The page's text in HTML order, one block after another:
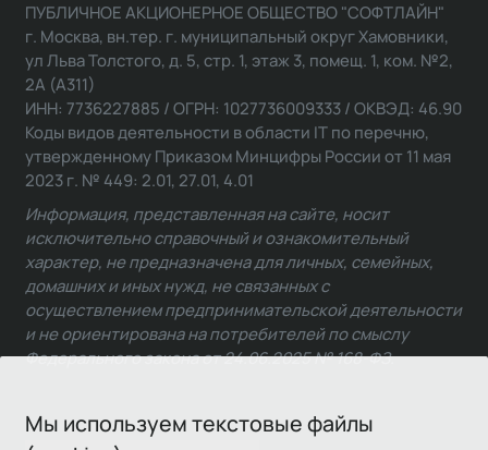
Мы используем текстовые файлы
ПУБЛИЧНОЕ АКЦИОНЕРНОЕ ОБЩЕСТВО "СОФТЛАЙН"
г. Москва, вн.тер. г. муниципальный округ Хамовники,
ул Льва Толстого, д. 5, стр. 1, этаж 3, помещ. 1, ком. №2,
2А (А311)
ИНН: 7736227885 / ОГРН: 1027736009333 / ОКВЭД: 46.90
Коды видов деятельности в области IT по перечню,
утвержденному Приказом Минцифры России от 11 мая
2023 г. № 449: 2.01, 27.01, 4.01
Информация, представленная на сайте, носит
исключительно справочный и ознакомительный
характер, не предназначена для личных, семейных,
домашних и иных нужд, не связанных с
осуществлением предпринимательской деятельности
и не ориентирована на потребителей по смыслу
Федерального закона от 24.06.2025 № 168-ФЗ.